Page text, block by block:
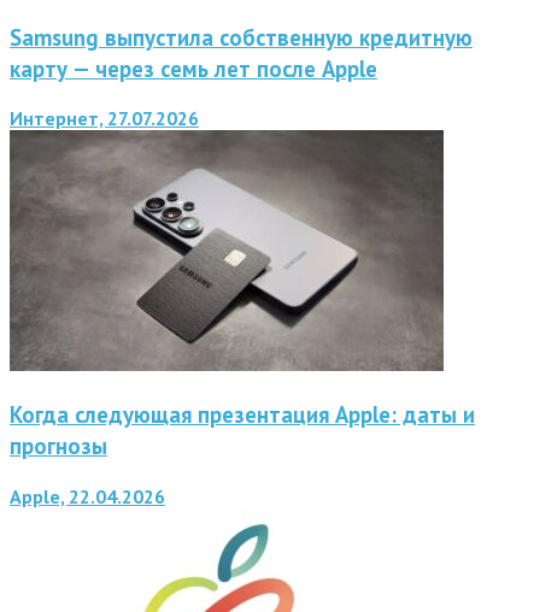
Samsung выпустила собственную кредитную
карту — через семь лет после Apple
Интернет, 27.07.2026
Когда следующая презентация Apple: даты и
прогнозы
Apple, 22.04.2026